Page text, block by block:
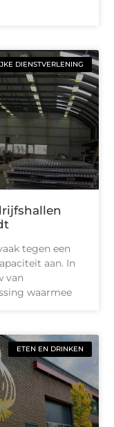
DIENSTVERLENING
tegen een
aan. In
van
waarmee
ETEN EN DRINKEN